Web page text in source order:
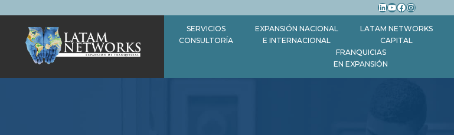
contenido
LinkedIn
YouTube
Facebook
Instagram
SERVICIOS
CONSULTORÍA
EXPANSIÓN NACIONAL
E INTERNACIONAL
LATAM NETWORKS
CAPITAL
FRANQUICIAS
EN EXPANSIÓN